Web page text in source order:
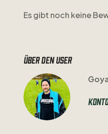
Es gibt noch keine
Über den user
Konto